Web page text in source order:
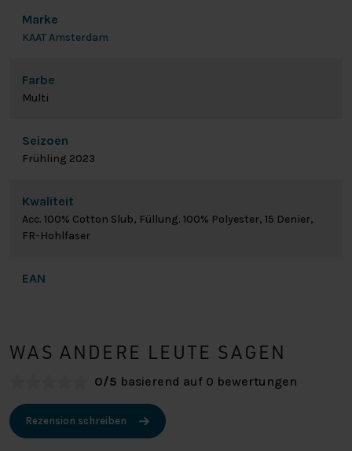
Marke
KAAT Amsterdam
Farbe
Multi
Seizoen
Frühling 2023
Kwaliteit
Acc. 100% Cotton Slub, Füllung. 100% Polyester, 15 Denier,
FR-Hohlfaser
EAN
WAS ANDERE LEUTE SAGEN
0/5 basierend auf 0 bewertungen
Rezension schreiben